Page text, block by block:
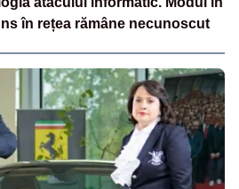
în rețea rămâne necunoscut